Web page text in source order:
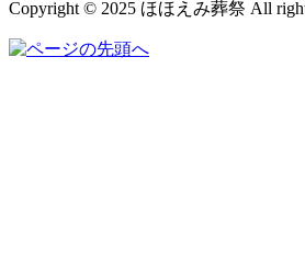
Copyright © 2025 ほほえみ葬祭 All